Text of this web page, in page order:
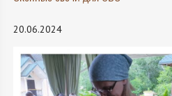
20.06.2024